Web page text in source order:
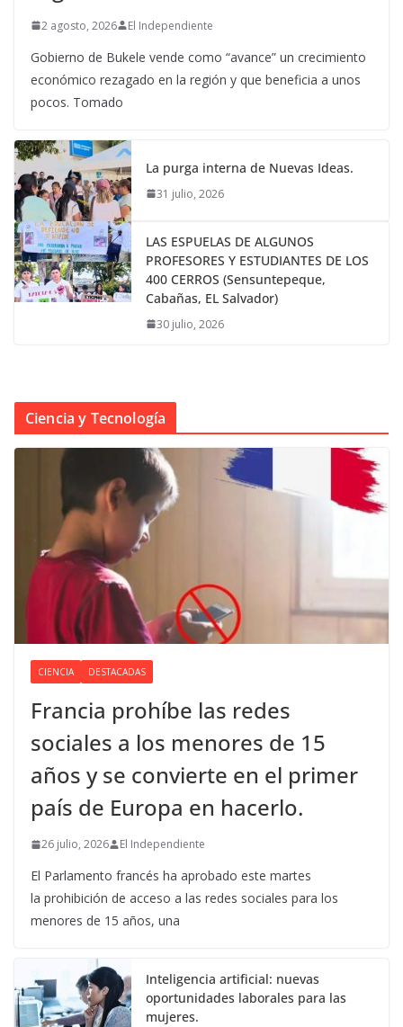
2 agosto, 2026 El Independiente
Gobierno de Bukele vende como “avance” un crecimiento
económico rezagado en la región y que beneficia a unos
pocos. Tomado
La purga interna de Nuevas Ideas.
31 julio, 2026
LAS ESPUELAS DE ALGUNOS
PROFESORES Y ESTUDIANTES DE LOS
400 CERROS (Sensuntepeque,
Cabañas, EL Salvador)
30 julio, 2026
Ciencia y Tecnología
CIENCIA DESTACADAS
Francia prohíbe las redes
sociales a los menores de 15
años y se convierte en el primer
país de Europa en hacerlo.
26 julio, 2026 El Independiente
El Parlamento francés ha aprobado este martes
la prohibición de acceso a las redes sociales para los
menores de 15 años, una
Inteligencia artificial: nuevas
oportunidades laborales para las
mujeres.